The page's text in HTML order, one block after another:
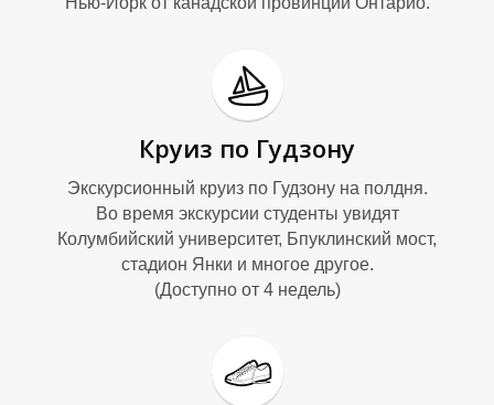
Круиз по Гудзону
Экскурсионный круиз по Гудзону на полдня.
Во время экскурсии студенты увидят
Колумбийский университет, Бпуклинский мост,
стадион Янки и многое другое.
(Доступно от 4 недель)